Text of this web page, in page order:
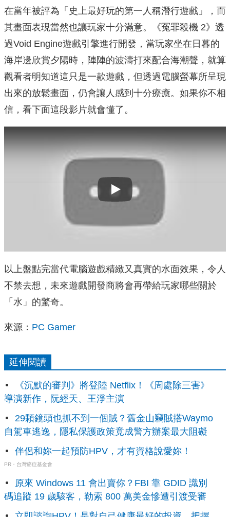
在當年被評為「史上最好玩的第一人稱潛行遊戲」，而
其畫面表現當然也讓玩家十分滿意。《冤罪殺機 2》透
過Void Engine遊戲引擎進行開發，當玩家坐在日暮的
海岸邊欣賞夕陽時，陣陣的波濤打來配合海潮聲，就算
觀看者明知道這只是一款遊戲，但透過電腦螢幕所呈現
出來的放鬆畫面，仍會讓人感到十分療癒。如果你不相
信，看下面這段影片就會懂了。
Play
以上盤點完當代電腦遊戲精緻又真實的水面效果，令人
不禁去想，未來遊戲開發商將會再帶給玩家哪些關於
「水」的驚奇。
來源： PC Gamer
延伸閱讀
《沉默的審判》將登陸 Netflix！《周處除三害》
導演新作，阮經天、王淨主演
29顆鏡頭也抓不到一個賊？舊金山竊賊搭Waymo
自駕車逃逸，隱私保護政策竟成警方辦案最大阻礙
伴侶和妳一起預防HPV，才有資格說愛妳！
PR・台灣癌症基金會
原來 Windows 11 會出賣你？FBI 靠 GDID 識別
碼追蹤 19 歲駭客，勒索 800 萬美金慘遭引渡受審